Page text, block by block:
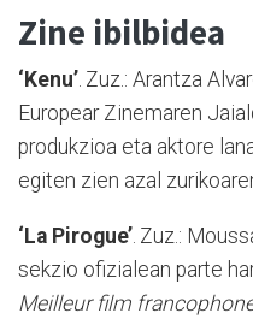
Zine ibilbidea
‘Kenu’. Zuz.: Arantza
Europear Zine­ma­ren
produkzioa eta aktore
egiten zien azal
‘La Pirogue’ . Zuz.:
sekzio ofizialean parte
Meilleur film